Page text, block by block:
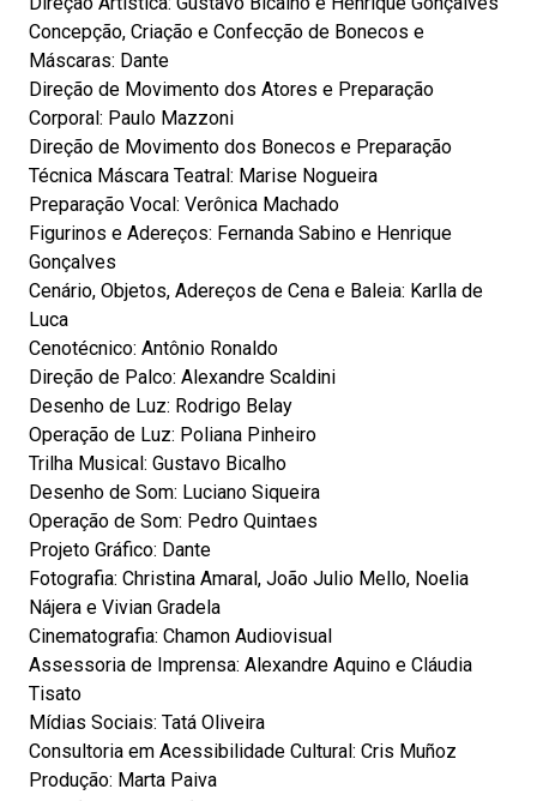
Concepção, Criação e Confecção de Bonecos e
Máscaras: Dante
Direção de Movimento dos Atores e Preparação
Corporal: Paulo Mazzoni
Direção de Movimento dos Bonecos e Preparação
Técnica Máscara Teatral: Marise Nogueira
Preparação Vocal: Verônica Machado
Figurinos e Adereços: Fernanda Sabino e Henrique
Gonçalves
Cenário, Objetos, Adereços de Cena e Baleia: Karlla de
Luca
Cenotécnico: Antônio Ronaldo
Direção de Palco: Alexandre Scaldini
Desenho de Luz: Rodrigo Belay
Operação de Luz: Poliana Pinheiro
Trilha Musical: Gustavo Bicalho
Desenho de Som: Luciano Siqueira
Operação de Som: Pedro Quintaes
Projeto Gráfico: Dante
Fotografia: Christina Amaral, João Julio Mello, Noelia
Nájera e Vivian Gradela
Cinematografia: Chamon Audiovisual
Assessoria de Imprensa: Alexandre Aquino e Cláudia
Tisato
Mídias Sociais: Tatá Oliveira
Consultoria em Acessibilidade Cultural: Cris Muñoz
Produção: Marta Paiva